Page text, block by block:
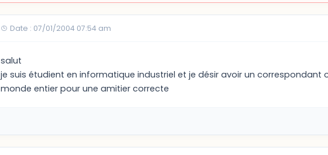
Date : 07/01/2004 07:54 am
salut
je suis étudient en informatique industriel et je désir avoir un correspondant
monde entier pour une amitier correcte